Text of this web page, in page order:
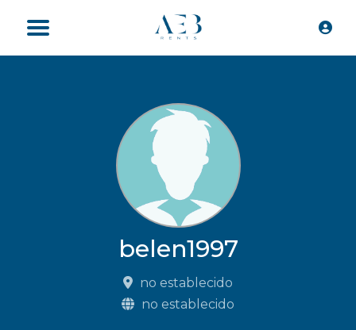
belen1997
no establecido
no establecido